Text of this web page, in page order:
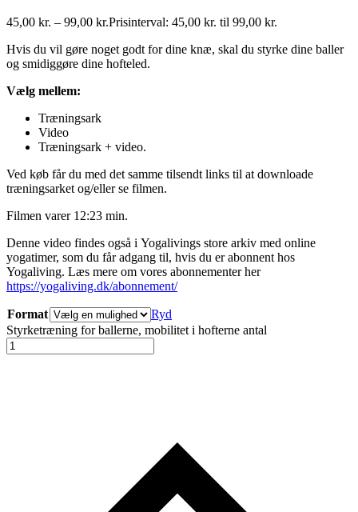
45,00 kr. – 99,00 kr.Prisinterval: 45,00 kr. til 99,00 kr.
Hvis du vil gøre noget godt for dine knæ, skal du styrke dine baller
og smidiggøre dine hofteled.
Vælg mellem:
Træningsark
Video
Træningsark + video.
Ved køb får du med det samme tilsendt links til at downloade
træningsarket og/eller se filmen.
Filmen varer 12:23 min.
Denne video findes også i Yogalivings store arkiv med online
yogatimer, som du får adgang til, hvis du er abonnent hos
Yogaliving. Læs mere om vores abonnementer her
https://yogaliving.dk/abonnement/
Format
Ryd
Styrketræning for ballerne, mobilitet i hofterne antal